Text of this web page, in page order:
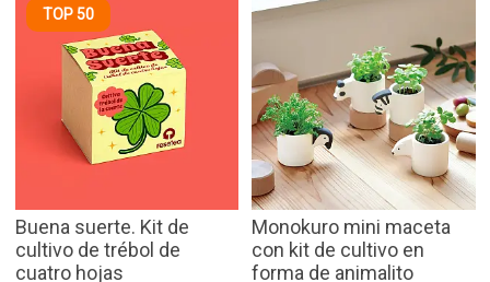
TOP 50
Buena suerte. Kit de
cultivo de trébol de
cuatro hojas
Monokuro mini maceta
con kit de cultivo en
forma de animalito